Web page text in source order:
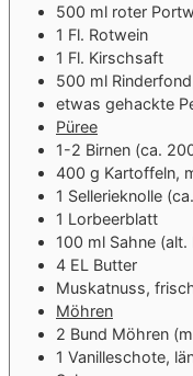
500 ml roter
1 Fl. Rotwein
1 Fl. Kirschsaft
500 ml
etwas gehackte
Püree
1-2 Birnen (ca.
400 g Kartoffeln,
1 Sellerieknolle
1 Lorbeerblatt
100 ml Sahne
4 EL Butter
Muskatnuss,
Möhren
2 Bund Möhren
1 Vanilleschote,